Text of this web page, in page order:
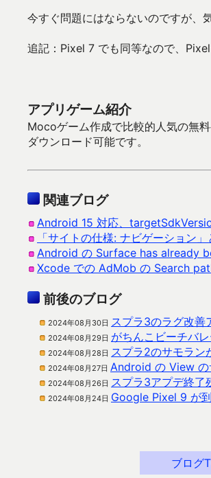
今すぐ問題にはならないのですが、
追記：Pixel 7 でも同等なので、
アプリゲーム紹介
Mocoゲーム作成で比較的人気の無
ダウンロード可能です。
関連ブログ
Android 15 対応、
「サイトの仕様: ナビゲーション
Android の Surface has already
Xcode での AdMob の Search
前後のブログ
2024年08月30日 スプラ3のラグ改善
2024年08月29日 がちんこビーチバ
2024年08月28日 スプラ2のサモラン
2024年08月27日 Android の View の
2024年08月26日 スプラ3アプデ終了
2024年08月24日 Google Pixel 9 が
ブログ